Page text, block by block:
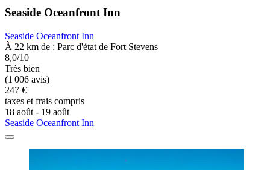
Seaside Oceanfront Inn
Seaside Oceanfront Inn
À 22 km de : Parc d'état de Fort Stevens
8,0/10
Très bien
(1 006 avis)
247 €
taxes et frais compris
18 août - 19 août
Seaside Oceanfront Inn